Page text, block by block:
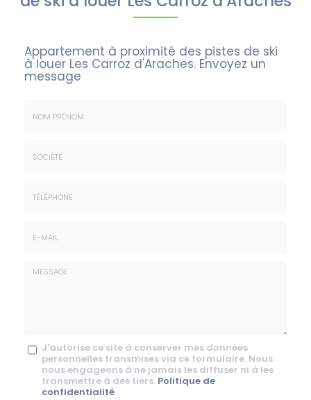
Appartement à proximité des pistes de ski
à louer Les Carroz d'Araches. Envoyez un
message
Message
J'autorise ce site à conserver mes données
personnelles transmises via ce formulaire. Nous
nous engageons à ne jamais les diffuser ni à les
transmettre à des tiers. Politique de
confidentialité